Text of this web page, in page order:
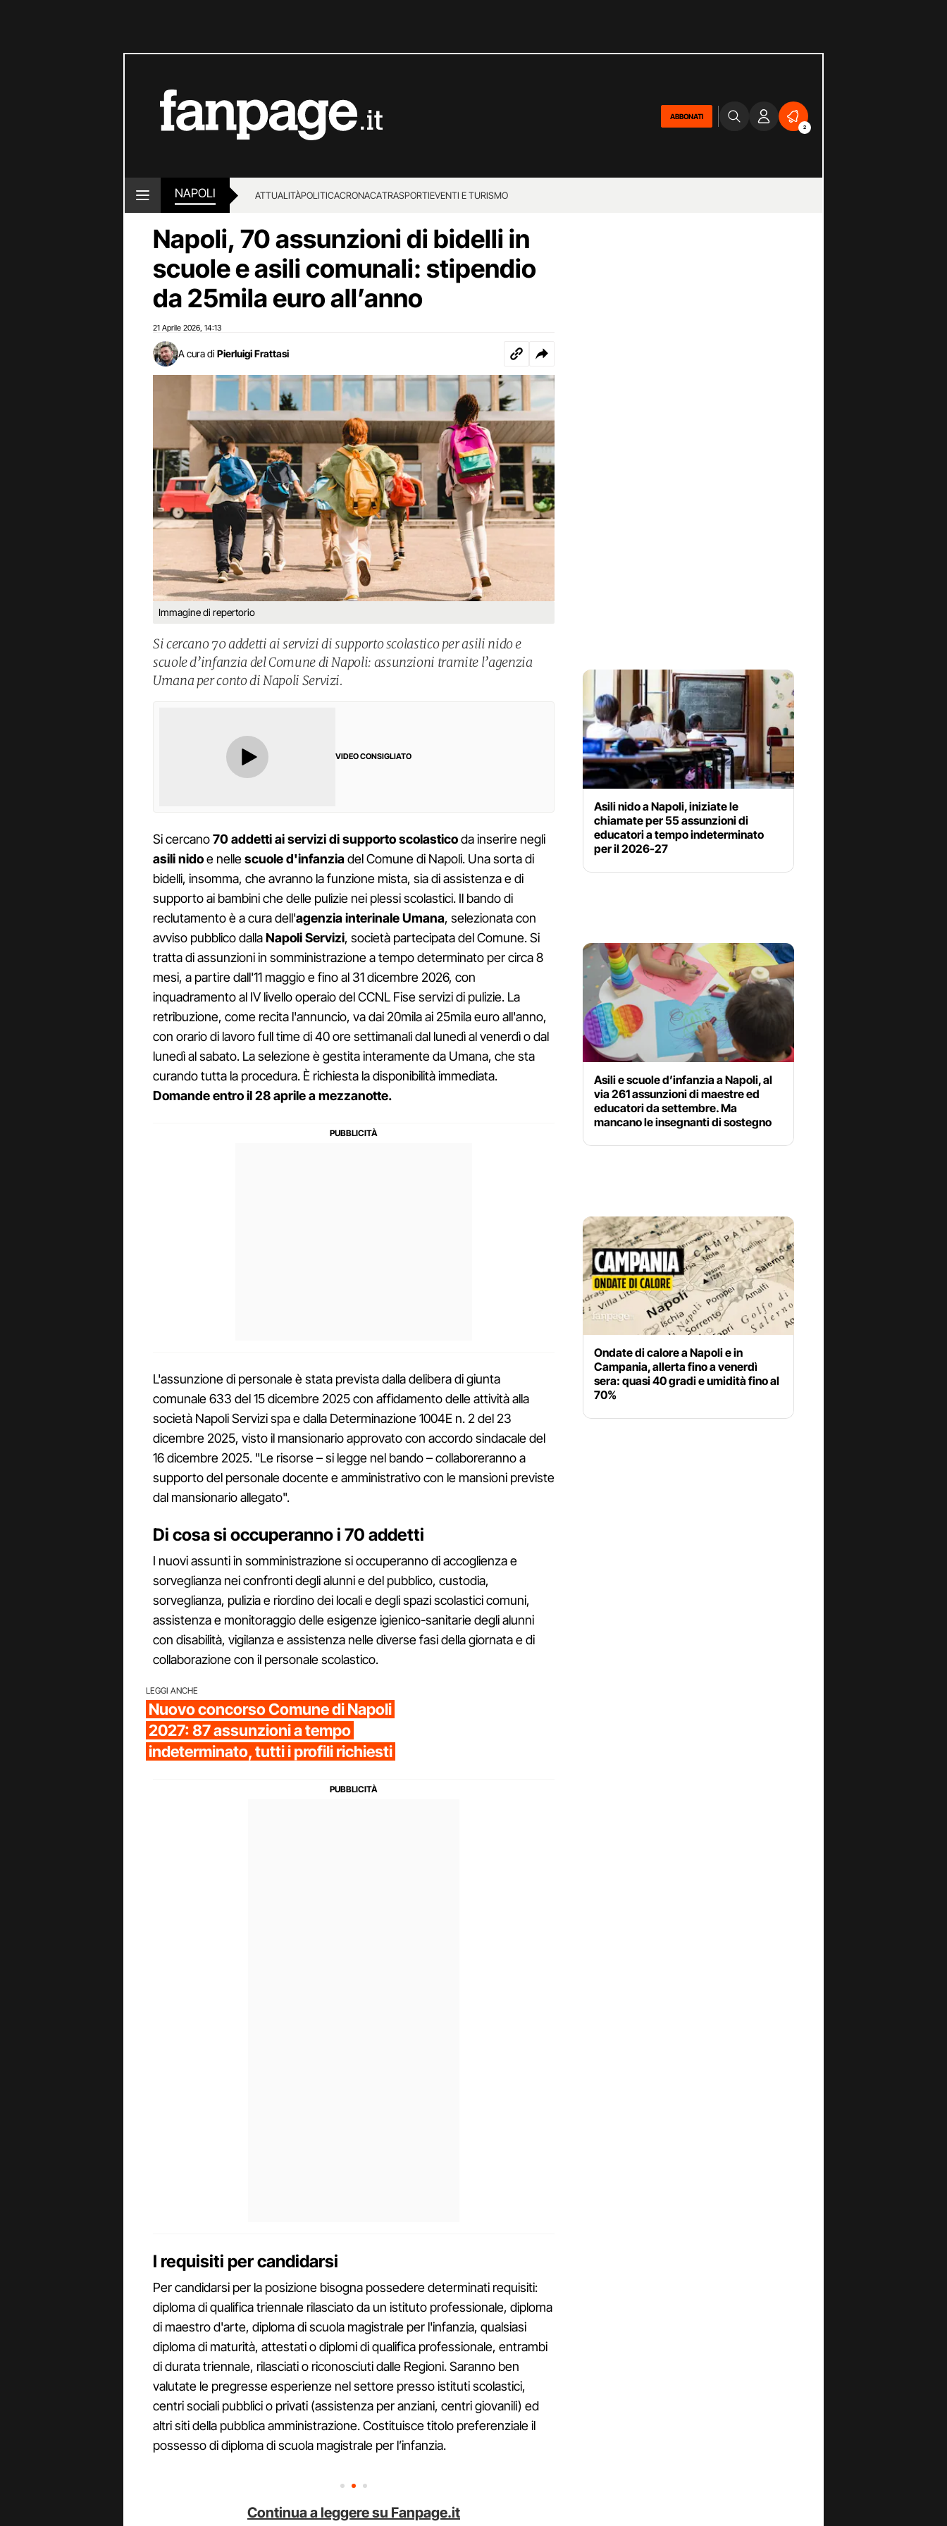
ABBONATI
2
NAPOLI ATTUALITÀPOLITICACRONACATRASPORTIEVENTI E TURISMO
Napoli, 70 assunzioni di bidelli in
scuole e asili comunali: stipendio
da 25mila euro all’anno
21 Aprile 2026 14:13
A cura di Pierluigi Frattasi
Immagine di repertorio
Si cercano 70 addetti ai servizi di supporto scolastico per asili nido e
scuole d’infanzia del Comune di Napoli: assunzioni tramite l’agenzia
Umana per conto di Napoli Servizi.
VIDEO CONSIGLIATO
Si cercano70 addetti ai servizi di supporto scolasticoda inserire negli
asili nidoe nellescuole d'infanziadel Comune di Napoli. Una sorta di
bidelli, insomma, che avranno la funzione mista, sia di assistenza e di
supporto ai bambini che delle pulizie nei plessi scolastici. Il bando di
reclutamento è a cura dell'agenzia interinale Umana, selezionata con
avviso pubblico dallaNapoli Servizi, società partecipata del Comune. Si
tratta di assunzioni in somministrazione a tempo determinato per circa 8
mesi, a partire dall'11 maggio e fino al 31 dicembre 2026, con
inquadramento al IV livello operaio del CCNL Fise servizi di pulizie. La
retribuzione, come recita l'annuncio, va dai 20mila ai 25mila euro all'anno,
con orario di lavoro full time di 40 ore settimanali dal lunedì al venerdì o dal
lunedì al sabato. La selezione è gestita interamente da Umana, che sta
curando tutta la procedura. È richiesta la disponibilità immediata.
Domande entro il 28 aprile a mezzanotte.
L'assunzione di personale è stata prevista dalla delibera di giunta
comunale 633 del 15 dicembre 2025 con affidamento delle attività alla
società Napoli Servizi spa e dalla Determinazione 1004E n. 2 del 23
dicembre 2025, visto il mansionario approvato con accordo sindacale del
16 dicembre 2025. "Le risorse – si legge nel bando – collaboreranno a
supporto del personale docente e amministrativo con le mansioni previste
dal mansionario allegato".
Di cosa si occuperanno i 70 addetti
I nuovi assunti in somministrazione si occuperanno di accoglienza e
sorveglianza nei confronti degli alunni e del pubblico, custodia,
sorveglianza, pulizia e riordino dei locali e degli spazi scolastici comuni,
assistenza e monitoraggio delle esigenze igienico-sanitarie degli alunni
con disabilità, vigilanza e assistenza nelle diverse fasi della giornata e di
collaborazione con il personale scolastico.
LEGGI ANCHE
Nuovo concorso Comune di Napoli
2027: 87 assunzioni a tempo
indeterminato, tutti i profili richiesti
I requisiti per candidarsi
Per candidarsi per la posizione bisogna possedere determinati requisiti:
diploma di qualifica triennale rilasciato da un istituto professionale, diploma
di maestro d'arte, diploma di scuola magistrale per l'infanzia, qualsiasi
diploma di maturità, attestati o diplomi di qualifica professionale, entrambi
di durata triennale, rilasciati o riconosciuti dalle Regioni. Saranno ben
valutate le pregresse esperienze nel settore presso istituti scolastici,
centri sociali pubblici o privati (assistenza per anziani, centri giovanili) ed
altri siti della pubblica amministrazione. Costituisce titolo preferenziale il
possesso di diploma di scuola magistrale per l’infanzia.
Continua a leggere su Fanpage.it
Asili nido a Napoli, iniziate le
chiamate per 55 assunzioni di
educatori a tempo indeterminato
per il 2026-27
Asili e scuole d’infanzia a Napoli, al
via 261 assunzioni di maestre ed
educatori da settembre. Ma
mancano le insegnanti di sostegno
Ondate di calore a Napoli e in
Campania, allerta fino a venerdì
sera: quasi 40 gradi e umidità fino al
70%